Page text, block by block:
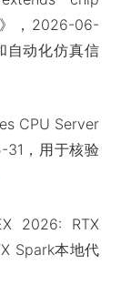
，2026-06-
自动化仿真信
CPU Server
，用于核验
2026: RTX
Spark本地代